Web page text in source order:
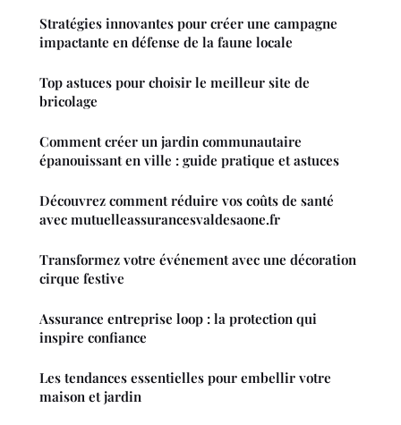
Stratégies innovantes pour créer une campagne
impactante en défense de la faune locale
Top astuces pour choisir le meilleur site de
bricolage
Comment créer un jardin communautaire
épanouissant en ville : guide pratique et astuces
Découvrez comment réduire vos coûts de santé
avec mutuelleassurancesvaldesaone.fr
Transformez votre événement avec une décoration
cirque festive
Assurance entreprise loop : la protection qui
inspire confiance
Les tendances essentielles pour embellir votre
maison et jardin